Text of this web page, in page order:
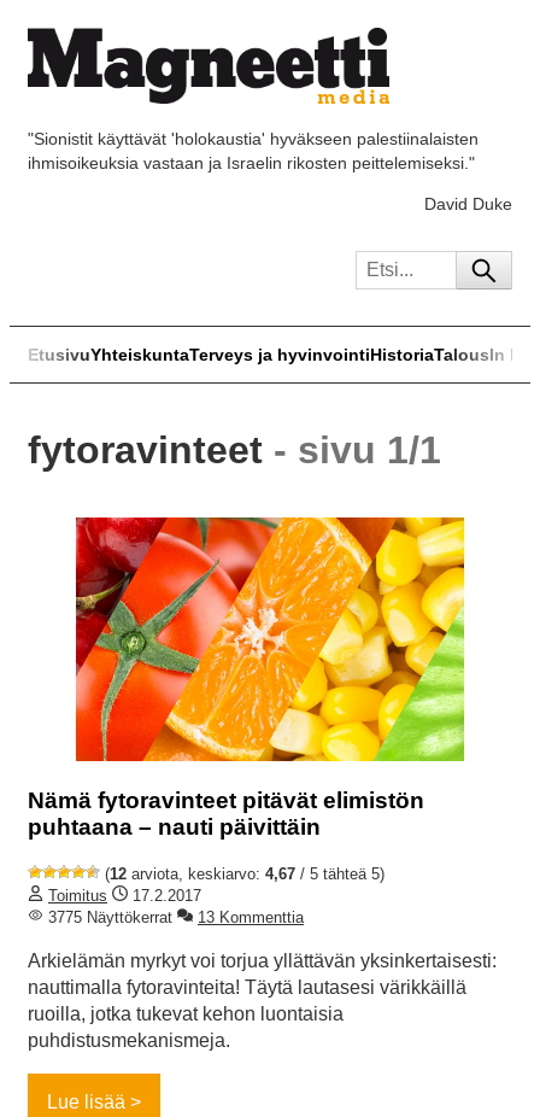
"Sionistit käyttävät 'holokaustia' hyväkseen palestiinalaisten
ihmisoikeuksia vastaan ja Israelin rikosten peittelemiseksi."
David Duke
EtusivuYhteiskuntaTerveys ja hyvinvointiHistoriaTalousIn
fytoravinteet - sivu 1/1
Nämä fytoravinteet pitävät elimistön
puhtaana – nauti päivittäin
(12 arviota, keskiarvo: 4,67 / 5 tähteä 5)
Toimitus
17.2.2017
3775 Näyttökerrat
13 Kommenttia
Arkielämän myrkyt voi torjua yllättävän yksinkertaisesti:
nauttimalla fytoravinteita! Täytä lautasesi värikkäillä
ruoilla, jotka tukevat kehon luontaisia
puhdistusmekanismeja.
Lue lisää